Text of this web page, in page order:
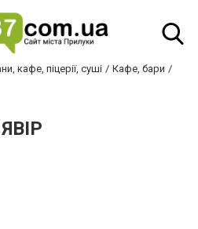
кафе, піцерії, суші
Кафе, бари
ЯВІР